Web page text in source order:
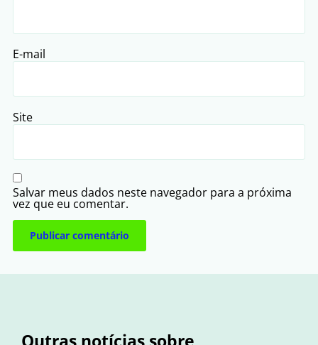
E-mail
Site
Salvar meus dados neste navegador para a próxima
vez que eu comentar.